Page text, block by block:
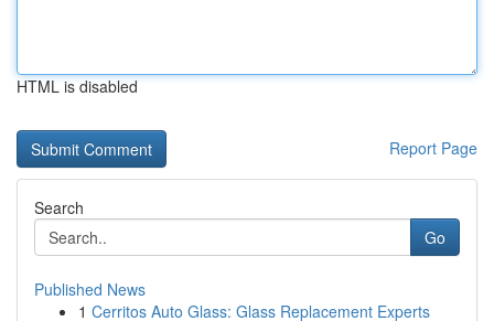
HTML is disabled
Report Page
Search
Go
Published News
1 Cerritos Auto Glass: Glass Replacement Experts